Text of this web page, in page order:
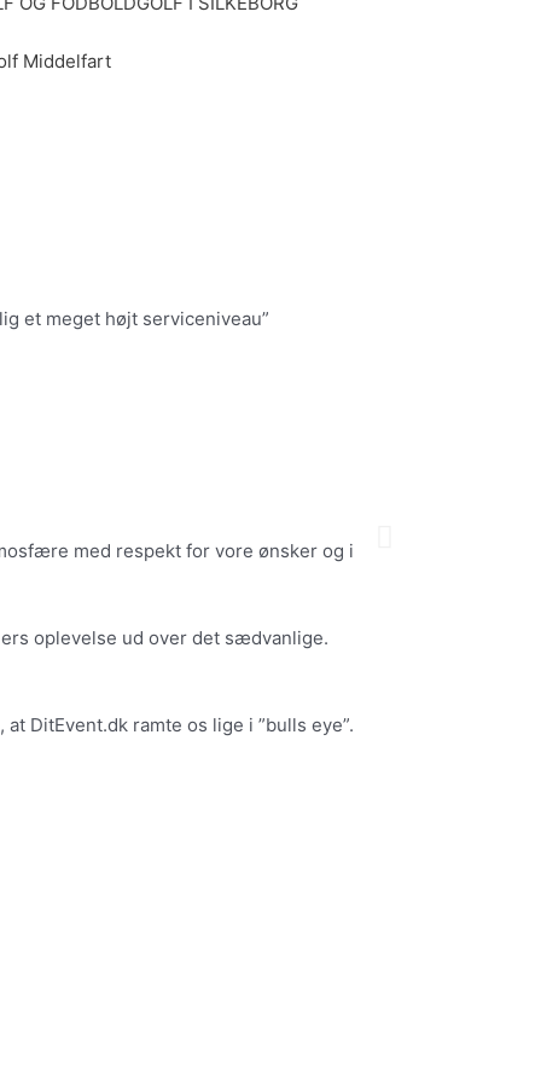
Middelfart
et meget højt serviceniveau”
med respekt for vore ønsker og i
oplevelse ud over det sædvanlige.
DitEvent.dk ramte os lige i ”bulls eye”.